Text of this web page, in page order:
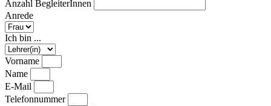
Anzahl BegleiterInnen
Anrede
Ich bin ...
Vorname
Name
E-Mail
Telefonnummer